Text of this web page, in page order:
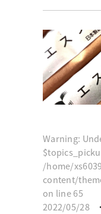
Warning:
/home/
content/
on line65
2022/05/28
・